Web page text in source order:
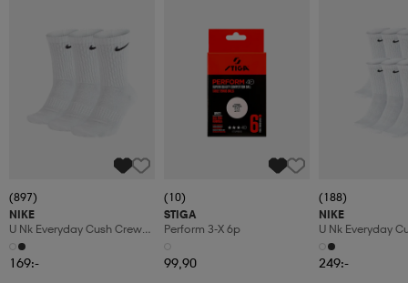
(897)
NIKE
U Nk Everyday Cush Crew
3pr
169:-
(10)
STIGA
Perform 3-X 6p
99,90
(188)
NIKE
U Nk Everyday
6pr-Bd
249:-